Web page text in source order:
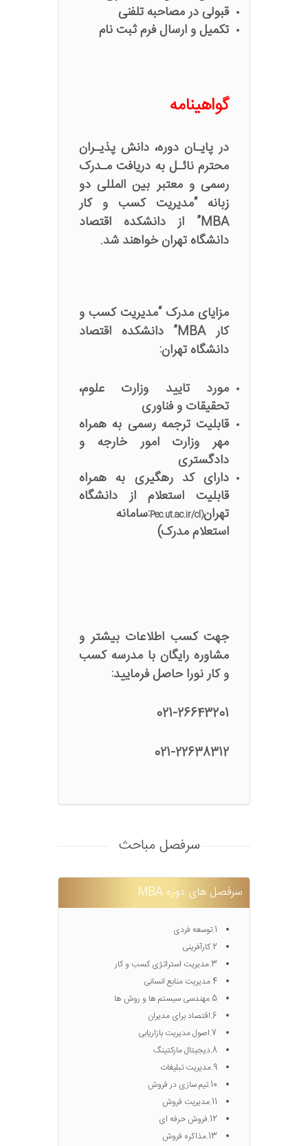
قبولی در مصاحبه تلفنی
تکمیل و ارسال فرم ثبت نام
گواهینامه
در پایـان دوره، دانش پذیـران
محترم نائـل به دریافت مـدرک
رسمی و معتبر بین المللی دو
زبانه “مدیریت کسب و کار
MBA” از دانشکده اقتصاد
دانشگاه تهران خواهند شد.
مزایای مدرک “مدیریت کسب و
کار MBA” دانشکده اقتصاد
دانشگاه تهران:
مورد تایید وزارت علوم،
تحقیقات و فناوری
قابلیت ترجمه رسمی به همراه
مهر وزارت امور خارجه و
دادگستری
دارای کد رهگیری به همراه
قابلیت استعلام از دانشگاه
تهران(
Pec.ut.ac.ir/cl:سامانه
استعلام مدرک)
جهت کسب اطلاعات بیشتر و
مشاوره رایگان با مدرسه کسب
و کار نورا حاصل فرمایید:
021-26643201
021-22638312
سرفصل مباحث
سرفصل های دوره MBA
1.توسعه فردی
2.کارآفرینی
3.مدیریت استراتژی کسب و کار
4.مدیریت منابع انسانی
5.مهندسی سیستم ها و روش ها
6.اقتصاد برای مدیران
7.اصول مدیریت بازاریابی
8.دیجیتال مارکتینگ
9.مدیریت تبلیغات
10.تیم سازی در فروش
11.مدیریت فروش
12.فروش حرفه ای
13.مذاکره فروش